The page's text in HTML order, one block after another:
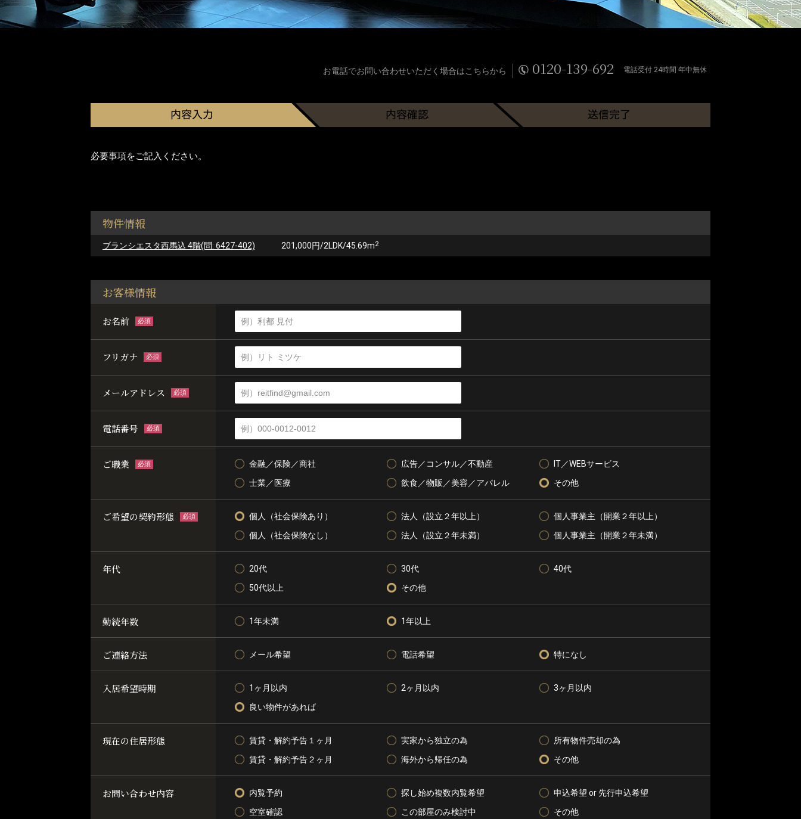
お電話でお問い合わせいただく場合はこちらから 0120-139-692 電話受付 24時間 年中無休
必要事項をご記入ください。
物件情報
ブランシエスタ西馬込 4階(問: 6427-402) 201,000円/2LDK/45.69m2
お客様情報
お名前 必須
フリガナ 必須
メールアドレス 必須
電話番号 必須
ご職業 必須 金融／保険／商社 広告／コンサル／不動産
IT／WEBサービス
士業／医療
飲食／物販／美容／アパレル その他
ご希望の契約形態 必須 個人（社会保険あり） 法人（設立２年以上）
個人事業主（開業２年以上）
個人（社会保険なし）
法人（設立２年未満） 個人事業主（開業２年未満）
年代 20代 30代
40代
50代以上
その他
勤続年数 1年未満 1年以上
ご連絡方法 メール希望 電話希望 特になし
入居希望時期 1ヶ月以内 2ヶ月以内
3ヶ月以内
良い物件があれば
現在の住居形態 賃貸・解約予告１ヶ月 実家から独立の為
所有物件売却の為
賃貸・解約予告２ヶ月
海外から帰任の為 その他
お問い合わせ内容 内覧予約 探し始め複数内覧希望
申込希望 or 先行申込希望
空室確認
この部屋のみ検討中 その他